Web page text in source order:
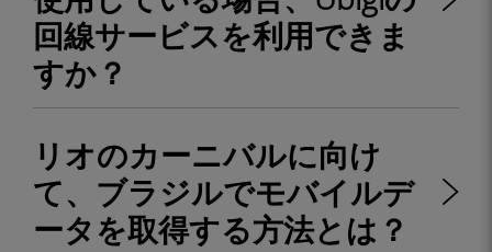
回線サービスを利用できま
すか？
リオのカーニバルに向け
て、ブラジルでモバイルデ
ータを取得する方法とは？